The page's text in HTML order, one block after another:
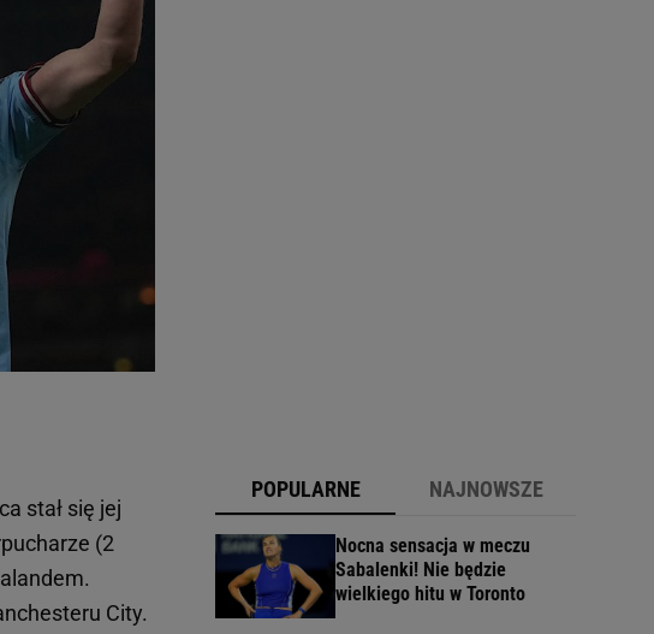
stał się jej
(2
City.
POPULARNE NAJNOWSZE
Nocna sensacja w meczu
Sabalenki! Nie będzie
wielkiego hitu w Toronto